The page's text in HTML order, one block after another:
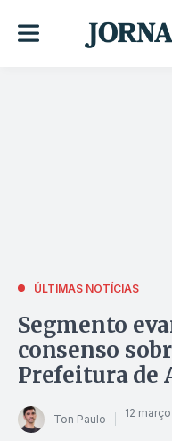
ÚLTIMAS NOTÍCIAS
Segmento
consenso
Prefeitura de
Ton Paulo 12